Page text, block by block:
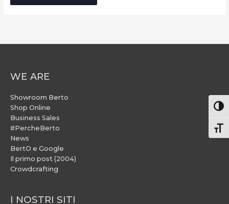
WE ARE
Showroom Berto
Shop Online
Business Sales
#PercheBerto
News
BertO e Google
Il primo post (2004)
Crowdcrafting
I NOSTRI SITI